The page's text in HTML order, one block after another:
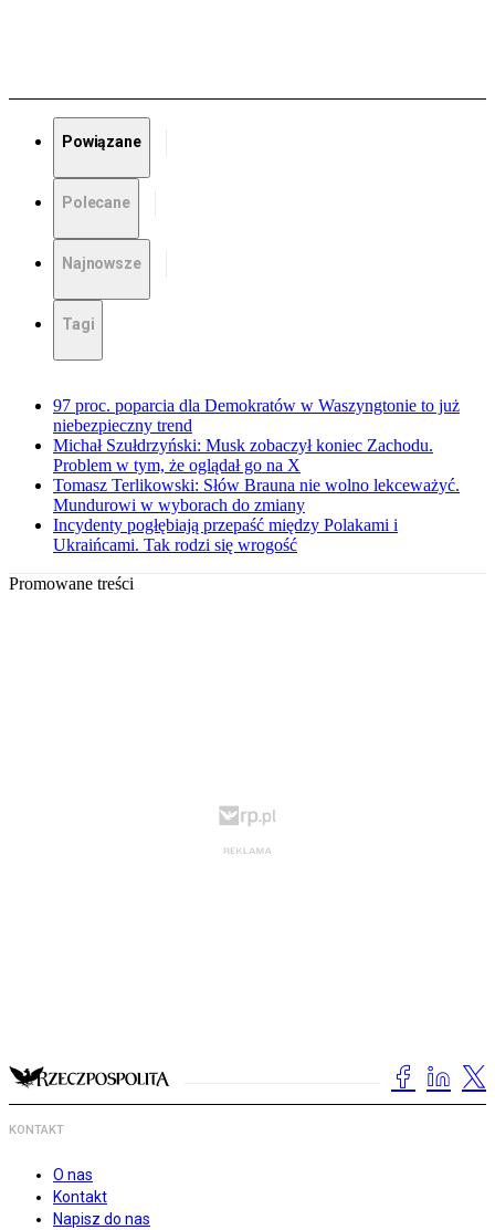
Powiązane
Polecane
Najnowsze
Tagi
97 proc. poparcia dla Demokratów w Waszyngtonie to już
niebezpieczny trend
Michał Szułdrzyński: Musk zobaczył koniec Zachodu.
Problem w tym, że oglądał go na X
Tomasz Terlikowski: Słów Brauna nie wolno lekceważyć.
Mundurowi w wyborach do zmiany
Incydenty pogłębiają przepaść między Polakami i
Ukraińcami. Tak rodzi się wrogość
Promowane treści
KONTAKT
O nas
Kontakt
Napisz do nas